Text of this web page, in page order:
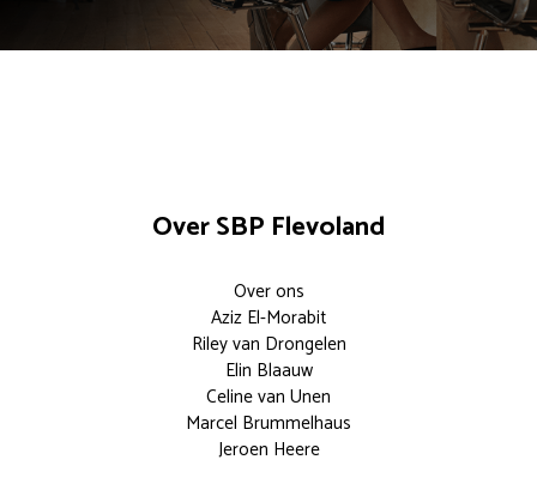
Over SBP Flevoland
Over ons
Aziz El-Morabit
Riley van Drongelen
Elin Blaauw
Celine van Unen
Marcel Brummelhaus
Jeroen Heere